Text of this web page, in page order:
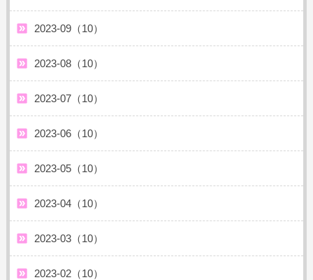
2023-09（10）
2023-08（10）
2023-07（10）
2023-06（10）
2023-05（10）
2023-04（10）
2023-03（10）
2023-02（10）